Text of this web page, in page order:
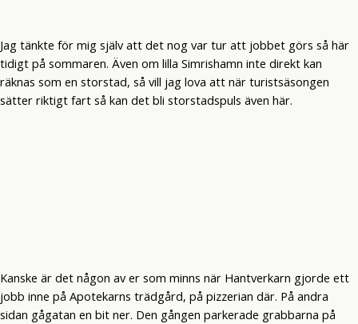
Jag tänkte för mig själv att det nog var tur att jobbet görs så här
tidigt på sommaren. Även om lilla Simrishamn inte direkt kan
räknas som en storstad, så vill jag lova att när turistsäsongen
sätter riktigt fart så kan det bli storstadspuls även här.
Kanske är det någon av er som minns när Hantverkarn gjorde ett
jobb inne på Apotekarns trädgård, på pizzerian där. På andra
sidan gågatan en bit ner. Den gången parkerade grabbarna på